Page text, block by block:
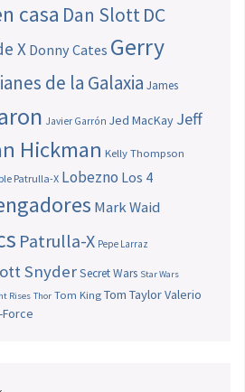
casa Dan SlottDC
X Donny Cates Gerry
de la Galaxia James
Javier Garrón Jed MacKay Jeff
Hickman Kelly Thompson
Patrulla-X Lobezno Los 4
Mark Waid
Patrulla-X Pepe Larraz
SnyderSecret Wars Star Wars
Rises Thor Tom King Tom TaylorValerio
Force